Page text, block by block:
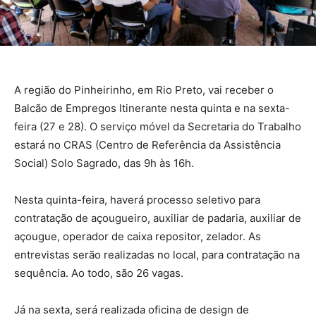
A região do Pinheirinho, em Rio Preto, vai receber o
Balcão de Empregos Itinerante nesta quinta e na sexta-
feira (27 e 28). O serviço móvel da Secretaria do Trabalho
estará no CRAS (Centro de Referência da Assistência
Social) Solo Sagrado, das 9h às 16h.
Nesta quinta-feira, haverá processo seletivo para
contratação de açougueiro, auxiliar de padaria, auxiliar de
açougue, operador de caixa repositor, zelador. As
entrevistas serão realizadas no local, para contratação na
sequência. Ao todo, são 26 vagas.
Já na sexta, será realizada oficina de design de